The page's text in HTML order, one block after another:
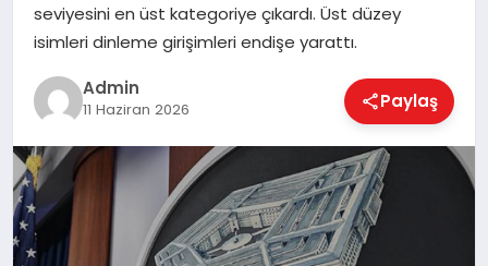
EKONOMI
MAGAZIN
SAĞLIK
seviyesini en üst kategoriye çıkardı. Üst düzey
isimleri dinleme girişimleri endişe yarattı.
Admin
11 Haziran 2026 Paylaş